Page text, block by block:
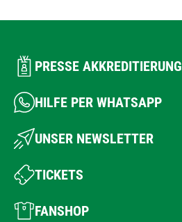
PRESSE AKKREDITIERUNG
HILFE PER WHATSAPP
UNSER NEWSLETTER
TICKETS
FANSHOP